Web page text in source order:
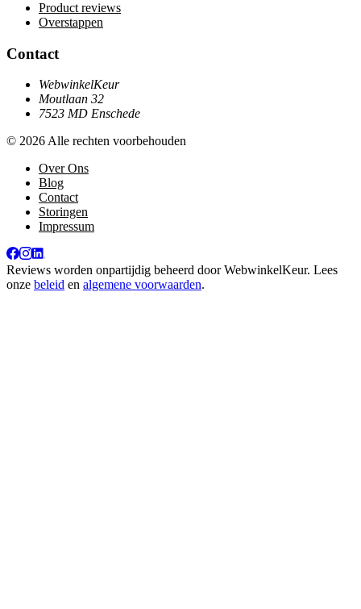
Product reviews
Overstappen
Contact
WebwinkelKeur
Moutlaan 32
7523 MD Enschede
© 2026 Alle rechten voorbehouden
Over Ons
Blog
Contact
Storingen
Impressum
Reviews worden onpartijdig beheerd doorWebwinkelKeur. Lees
onze beleid en algemene voorwaarden.